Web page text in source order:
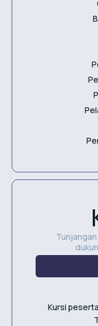
Kursi